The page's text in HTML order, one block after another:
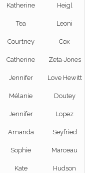
Katherine Heigl
Tea Leoni
Courtney Cox
Catherine Zeta-Jones
Jennifer Love Hewitt
Mélanie Doutey
Jennifer Lopez
Amanda Seyfried
Sophie Marceau
Kate Hudson